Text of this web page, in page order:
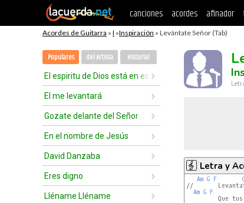
canciones acordes afinador
Acordes de Guitarra » I »Inspiración » Levántate Señor (Tab)
Populares del Artista Historial
El espiritu de Dios está en este lugar
El me levantará
Gozate delante del Señor
En el nombre de Jesús
David Danzaba
Eres digno
Lléname Lléname
Letra y
Am G F
//
Am G F
Que